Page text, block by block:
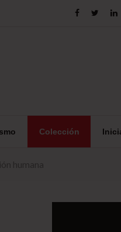
Colección